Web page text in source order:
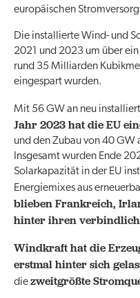
europäischen
Die installierte Wind- und
2021 und 2023 um über
rund 35 Milliarden
eingespart wurden.
Mit 56 GW an neu
Jahr 2023 hat die EU
und den Zubau von 40 GW
Insgesamt wurden Ende
Solarkapazität in der EU
Energiemixes aus
blieben Frankreich,
hinter ihren
Windkraft hat die
erstmal hinter sich
diezweitgrößte